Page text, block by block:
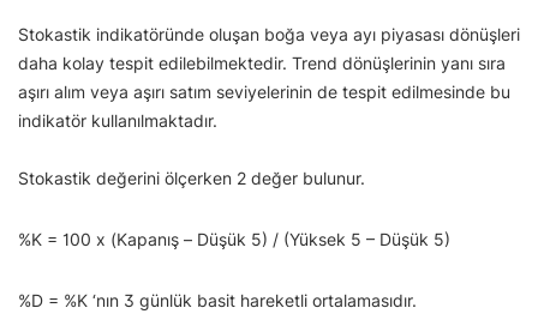
Stokastik indikatöründe oluşan boğa veya ayı piyasası dönüşleri
daha kolay tespit edilebilmektedir. Trend dönüşlerinin yanı sıra
aşırı alım veya aşırı satım seviyelerinin de tespit edilmesinde bu
indikatör kullanılmaktadır.
Stokastik değerini ölçerken 2 değer bulunur.
%K = 100 x (Kapanış – Düşük 5) / (Yüksek 5 – Düşük 5)
%D = %K ‘nın 3 günlük basit hareketli ortalamasıdır.